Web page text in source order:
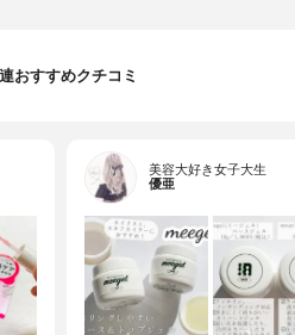
おすすめクチコミ
美容大好き女子大生
優亜